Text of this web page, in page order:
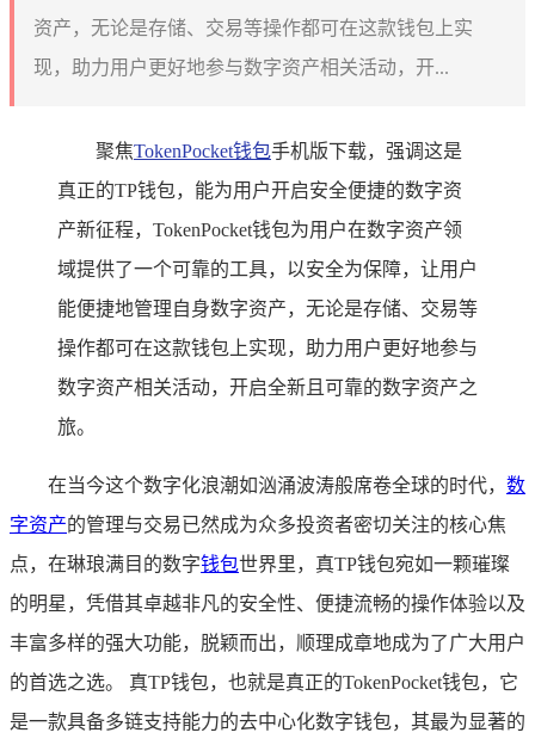
资产，无论是存储、交易等操作都可在这款钱包上实
现，助力用户更好地参与数字资产相关活动，开...
聚焦TokenPocket钱包手机版下载，强调这是
真正的TP钱包，能为用户开启安全便捷的数字资
产新征程，TokenPocket钱包为用户在数字资产领
域提供了一个可靠的工具，以安全为保障，让用户
能便捷地管理自身数字资产，无论是存储、交易等
操作都可在这款钱包上实现，助力用户更好地参与
数字资产相关活动，开启全新且可靠的数字资产之
旅。
在当今这个数字化浪潮如汹涌波涛般席卷全球的时代， 数
字资产的管理与交易已然成为众多投资者密切关注的核心焦
点，在琳琅满目的数字钱包世界里，真TP钱包宛如一颗璀璨
的明星，凭借其卓越非凡的安全性、便捷流畅的操作体验以及
丰富多样的强大功能，脱颖而出，顺理成章地成为了广大用户
的首选之选。 真TP钱包，也就是真正的TokenPocket钱包，它
是一款具备多链支持能力的去中心化数字钱包，其最为显著的